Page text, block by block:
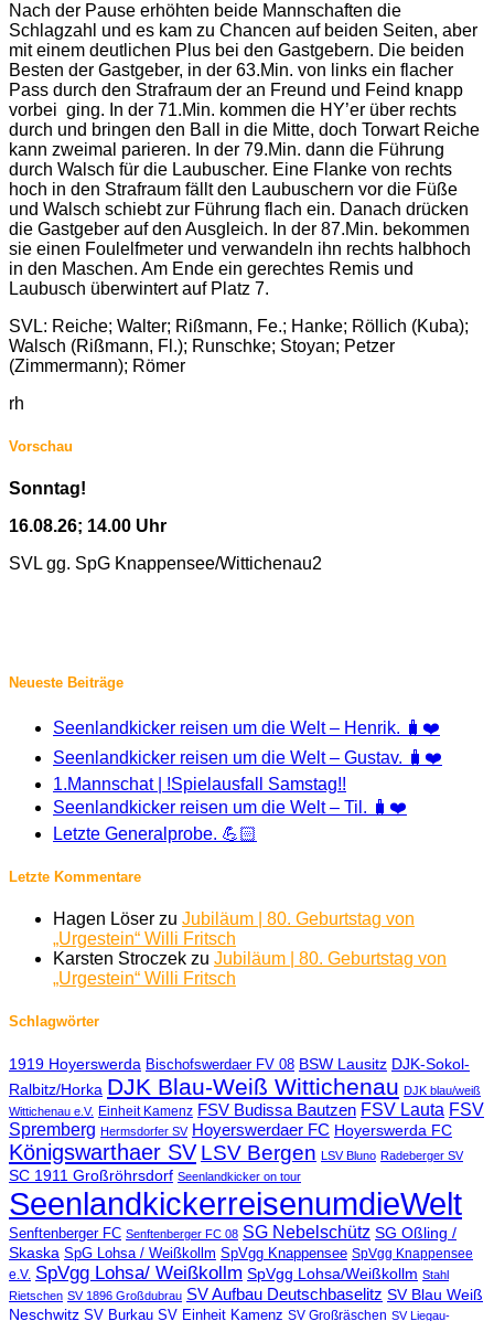
Nach der Pause erhöhten beide Mannschaften die
Schlagzahl und es kam zu Chancen auf beiden Seiten, aber
mit einem deutlichen Plus bei den Gastgebern. Die beiden
Besten der Gastgeber, in der 63.Min. von links ein flacher
Pass durch den Strafraum der an Freund und Feind knapp
vorbei ging. In der 71.Min. kommen die HY’er über rechts
durch und bringen den Ball in die Mitte, doch Torwart Reiche
kann zweimal parieren. In der 79.Min. dann die Führung
durch Walsch für die Laubuscher. Eine Flanke von rechts
hoch in den Strafraum fällt den Laubuschern vor die Füße
und Walsch schiebt zur Führung flach ein. Danach drücken
die Gastgeber auf den Ausgleich. In der 87.Min. bekommen
sie einen Foulelfmeter und verwandeln ihn rechts halbhoch
in den Maschen. Am Ende ein gerechtes Remis und
Laubusch überwintert auf Platz 7.
SVL: Reiche; Walter; Rißmann, Fe.; Hanke; Röllich (Kuba);
Walsch (Rißmann, Fl.); Runschke; Stoyan; Petzer
(Zimmermann); Römer
rh
Vorschau
Sonntag!
16.08.26; 14.00 Uhr
SVL gg. SpG Knappensee/Wittichenau2
Neueste Beiträge
Seenlandkicker reisen um die Welt – Henrik. 🧳❤️
Seenlandkicker reisen um die Welt – Gustav. 🧳❤️
1.Mannschat | !Spielausfall Samstag!!
Seenlandkicker reisen um die Welt – Til. 🧳❤️
Letzte Generalprobe. 💪🏻
Letzte Kommentare
Hagen Löser zu Jubiläum | 80. Geburtstag von
„Urgestein“ Willi Fritsch
Karsten Stroczek zu Jubiläum | 80. Geburtstag von
„Urgestein“ Willi Fritsch
Schlagwörter
1919 Hoyerswerda Bischofswerdaer FV 08 BSW Lausitz DJK-Sokol-
Ralbitz/Horka DJK Blau-Weiß Wittichenau DJK blau/weiß
Wittichenau e.V. Einheit Kamenz FSV Budissa Bautzen FSV Lauta FSV
Spremberg Hermsdorfer SV Hoyerswerdaer FC Hoyerswerda FC
Königswarthaer SV LSV Bergen LSV Bluno Radeberger SV
SC 1911 Großröhrsdorf Seenlandkicker on tour
SeenlandkickerreisenumdieWelt
Senftenberger FC Senftenberger FC 08 SG Nebelschütz SG Oßling /
Skaska SpG Lohsa / Weißkollm SpVgg Knappensee SpVgg Knappensee
e.V. SpVgg Lohsa/ Weißkollm SpVgg Lohsa/Weißkollm Stahl
Rietschen SV 1896 Großdubrau SV Aufbau Deutschbaselitz SV Blau Weiß
Neschwitz SV Burkau SV Einheit Kamenz SV Großräschen SV Liegau-